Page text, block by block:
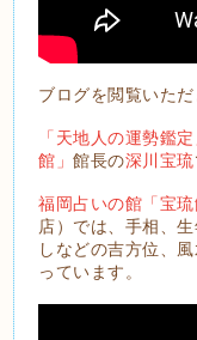
ブログを閲覧いた
「天地人の運勢鑑定
館」館長の深川宝琉
福岡占いの館「宝琉
店）では、手相、
しなどの吉方位、
っています。